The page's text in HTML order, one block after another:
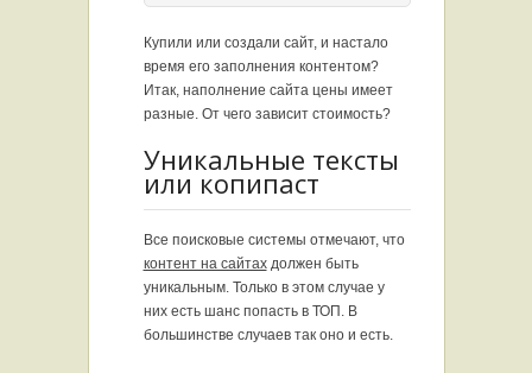
Купили или создали сайт, и настало
время его заполнения контентом?
Итак, наполнение сайта цены имеет
разные. От чего зависит стоимость?
Уникальные тексты
или копипаст
Все поисковые системы отмечают, что
контент на сайтахдолжен быть
уникальным. Только в этом случае у
них есть шанс попасть в ТОП. В
большинстве случаев так оно и есть.